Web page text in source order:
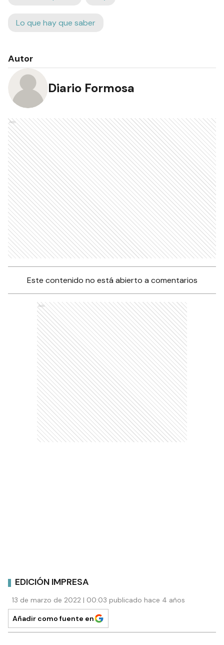
Lo que hay que saber
Autor
Diario Formosa
Ads
Este contenido no está abierto a comentarios
Ads
EDICIÓN IMPRESA
13 de marzo de 2022 | 00:03 publicado hace 4 años
Añadir como fuente en